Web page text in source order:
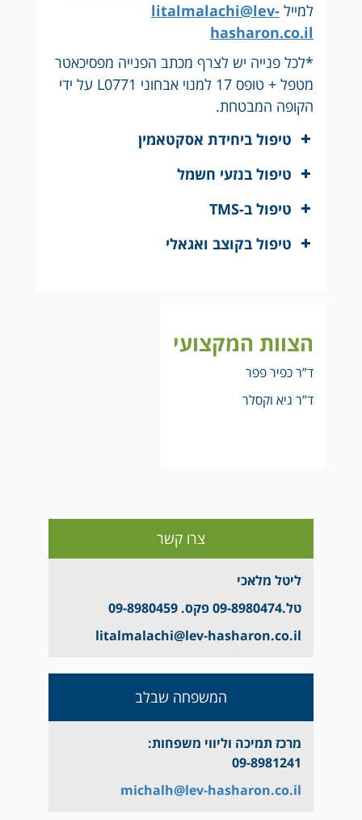
למיילlitalmalachi@lev-
hasharon.co.il
*לכל פנייה יש לצרף מכתב הפנייה מפסיכאטר
מטפל + טופס 17 למנוי אבחוני L0771 על ידי
הקופה המבטחת.
טיפול ביחידת אסקטאמין
litalmalachi@lev-
hasharon.co.il
טיפול בנזעי חשמל
ולמשפחתו (כתוביות בערבית) – חלק
ראשון
הדרכה על טיפול בנזעי חשמל למטופל
טיפול ב-TMS
litalmalachi@lev-
hasharon.co.il
טיפול בקוצב ואגאלי
הצוות המקצועי
ד”ר כפיר פפר
ד”ר גיא וקסלר
צרו קשר
ליטל מלאכי
טל.09-8980474 פקס. 09-8980459
litalmalachi@lev-hasharon.co.il
המשפחה שבלב
מרכז תמיכה וליווי משפחות:
09-8981241
michalh@lev-hasharon.co.il